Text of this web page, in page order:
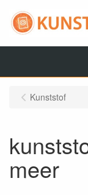
Kunststof
meer